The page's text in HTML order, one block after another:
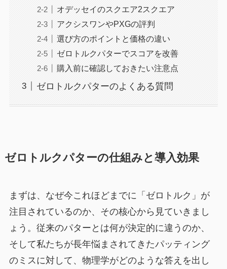
オデッセイのスクエア2スクエア
アクシスワンやPXGの評判
選び方のポイントと価格の違い
ゼロトルクパターでスコアを改善
購入前に確認しておきたい注意点
ゼロトルクパターのよくある質問
ゼロトルクパターの仕組みと導入効果
まずは、なぜ今これほどまでに「ゼロトルク」が
注目されているのか、その核心から見ていきまし
ょう。従来のパターとは何が決定的に違うのか、
そして私たちが長年悩まされてきたパッティング
のミスに対して、物理学がどのような答えを出し